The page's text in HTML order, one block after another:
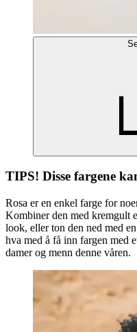
TIPS! Disse fargene
Rosa er en enkel farge for
Kombiner den med kremgult
look, eller ton den ned med
hva med å få inn fargen med
damer og menn denne våren.